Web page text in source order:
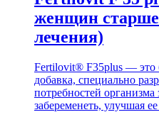
женщин старше
лечения)
Fertilovit® F35plus — это
добавка, специально
потребностей
забеременеть, улучшая